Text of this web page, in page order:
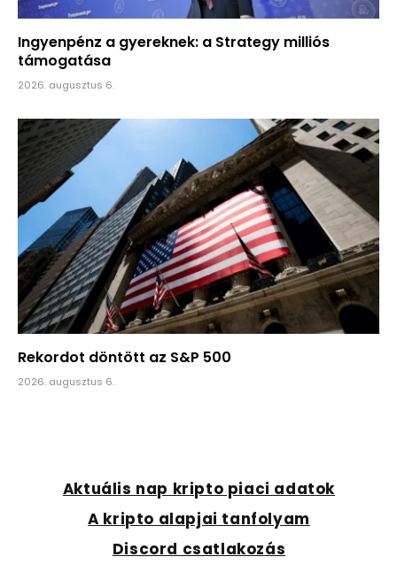
Ingyenpénz a gyereknek: a Strategy milliós
támogatása
2026. augusztus 6.
Rekordot döntött az S&P 500
2026. augusztus 6.
Aktuális nap kripto piaci adatok
A kripto alapjai tanfolyam
Discord csatlakozás